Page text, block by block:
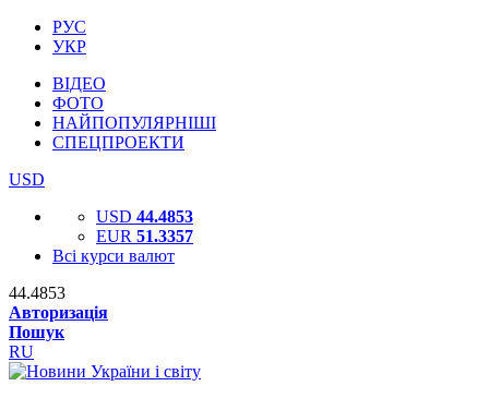
РУС
УКР
ВІДЕО
ФОТО
НАЙПОПУЛЯРНІШІ
СПЕЦПРОЕКТИ
USD
USD 44.4853
EUR 51.3357
Всі курси валют
44.4853
Авторизація
Пошук
RU